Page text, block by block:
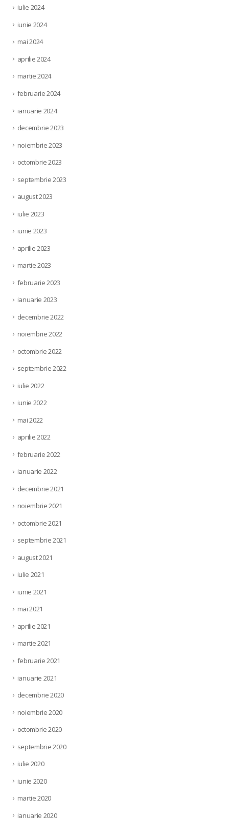
iulie 2024
iunie 2024
mai 2024
aprilie 2024
martie 2024
februarie 2024
ianuarie 2024
decembrie 2023
noiembrie 2023
octombrie 2023
septembrie 2023
august 2023
iulie 2023
iunie 2023
aprilie 2023
martie 2023
februarie 2023
ianuarie 2023
decembrie 2022
noiembrie 2022
octombrie 2022
septembrie 2022
iulie 2022
iunie 2022
mai 2022
aprilie 2022
februarie 2022
ianuarie 2022
decembrie 2021
noiembrie 2021
octombrie 2021
septembrie 2021
august 2021
iulie 2021
iunie 2021
mai 2021
aprilie 2021
martie 2021
februarie 2021
ianuarie 2021
decembrie 2020
noiembrie 2020
octombrie 2020
septembrie 2020
iulie 2020
iunie 2020
martie 2020
ianuarie 2020